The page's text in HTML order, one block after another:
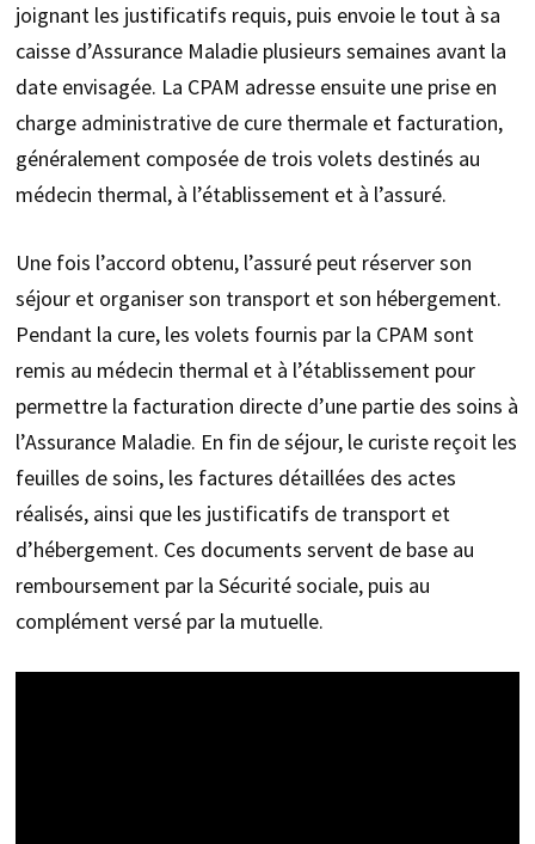
joignant les justificatifs requis, puis envoie le tout à sa
caisse d’Assurance Maladie plusieurs semaines avant la
date envisagée. La CPAM adresse ensuite une prise en
charge administrative de cure thermale et facturation,
généralement composée de trois volets destinés au
médecin thermal, à l’établissement et à l’assuré.
Une fois l’accord obtenu, l’assuré peut réserver son
séjour et organiser son transport et son hébergement.
Pendant la cure, les volets fournis par la CPAM sont
remis au médecin thermal et à l’établissement pour
permettre la facturation directe d’une partie des soins à
l’Assurance Maladie. En fin de séjour, le curiste reçoit les
feuilles de soins, les factures détaillées des actes
réalisés, ainsi que les justificatifs de transport et
d’hébergement. Ces documents servent de base au
remboursement par la Sécurité sociale, puis au
complément versé par la mutuelle.